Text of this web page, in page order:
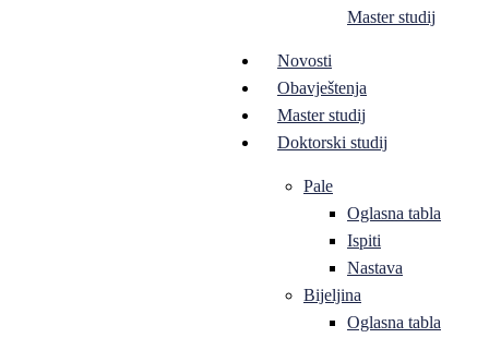
Master studij
Novosti
Obavještenja
Master studij
Doktorski studij
Pale
Oglasna tabla
Ispiti
Nastava
Bijeljina
Oglasna tabla